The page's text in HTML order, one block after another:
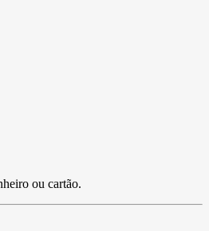
ou cartão.